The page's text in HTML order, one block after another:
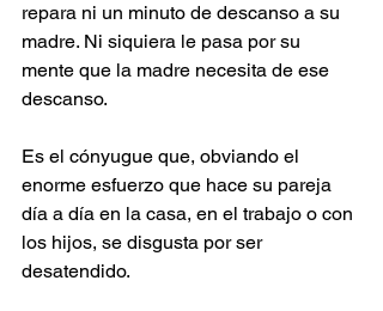
repara ni un minuto de descanso a su
madre. Ni siquiera le pasa por su
mente que la madre necesita de ese
descanso.
Es el cónyugue que, obviando el
enorme esfuerzo que hace su pareja
día a día en la casa, en el trabajo o con
los hijos, se disgusta por ser
desatendido.